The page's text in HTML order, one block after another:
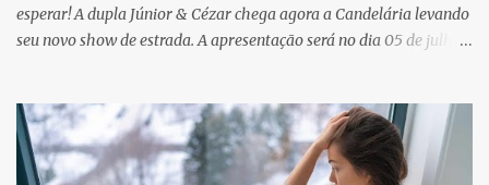
esperar! A dupla Júnior & Cézar chega agora a Candelária levando
seu novo show de estrada. A apresentação será no dia 05 de julho
barriga diferente. O projeto ‘Simplesmente’ ainda nem foi lançado
por completo e já ver o público cantando com a gente, show após
show, é algo surreal. Muita gente que nos acompanha, desde os